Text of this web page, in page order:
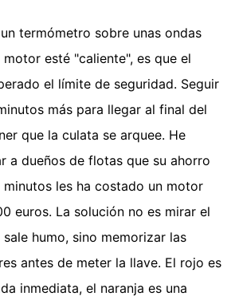
termómetro sobre unas ondas
esté "caliente", es que el
el límite de seguridad. Seguir
más para llegar al final del
que la culata se arquee. He
a dueños de flotas que su ahorro
les ha costado un motor
euros. La solución no es mirar el
humo, sino memorizar las
antes de meter la llave. El rojo es
inmediata, el naranja es una